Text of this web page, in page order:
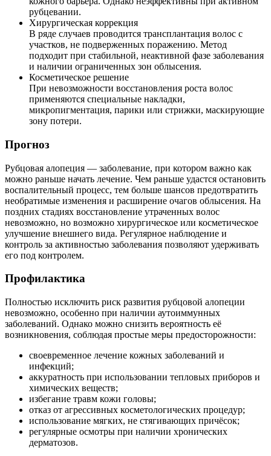
рубцевании.
Хирургическая коррекция
В ряде случаев проводится трансплантация волос с
участков, не подверженных поражению. Метод
подходит при стабильной, неактивной фазе заболевания
и наличии ограниченных зон облысения.
Косметическое решение
При невозможности восстановления роста волос
применяются специальные накладки,
микропигментация, парики или стрижки, маскирующие
зону потери.
Прогноз
Рубцовая алопеция — заболевание, при котором важно как
можно раньше начать лечение. Чем раньше удастся остановить
воспалительный процесс, тем больше шансов предотвратить
необратимые изменения и расширение очагов облысения. На
поздних стадиях восстановление утраченных волос
невозможно, но возможно хирургическое или косметическое
улучшение внешнего вида. Регулярное наблюдение и
контроль за активностью заболевания позволяют удерживать
его под контролем.
Профилактика
Полностью исключить риск развития рубцовой алопеции
невозможно, особенно при наличии аутоиммунных
заболеваний. Однако можно снизить вероятность её
возникновения, соблюдая простые меры предосторожности:
своевременное лечение кожных заболеваний и
инфекций;
аккуратность при использовании тепловых приборов и
химических веществ;
избегание травм кожи головы;
отказ от агрессивных косметологических процедур;
использование мягких, не стягивающих причёсок;
регулярные осмотры при наличии хронических
дерматозов.